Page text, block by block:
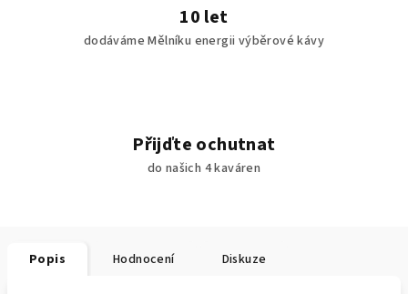
10 let
dodáváme Mělníku energii výběrové kávy
Přijďte ochutnat
do našich 4 kaváren
Popis Hodnocení Diskuze